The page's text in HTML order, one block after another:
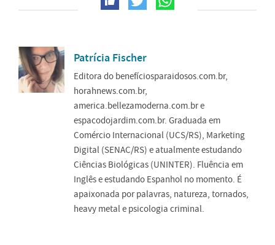
Patrícia Fischer
Editora do benefíciosparaidosos.com.br,
horahnews.com.br,
america.bellezamoderna.com.br e
espacodojardim.com.br. Graduada em
Comércio Internacional (UCS/RS), Marketing
Digital (SENAC/RS) e atualmente estudando
Ciências Biológicas (UNINTER). Fluência em
Inglês e estudando Espanhol no momento. É
apaixonada por palavras, natureza, tornados,
heavy metal e psicologia criminal.